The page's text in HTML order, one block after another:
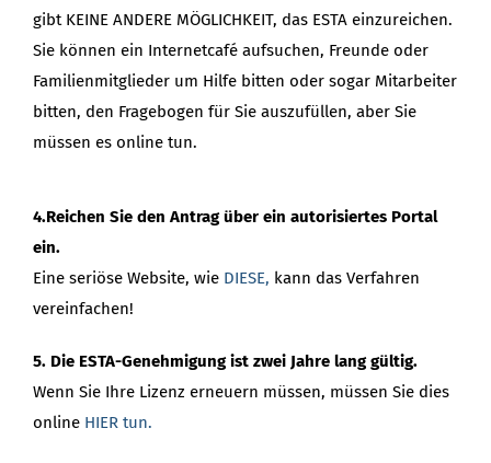
gibt KEINE ANDERE MÖGLICHKEIT, das ESTA einzureichen.
Sie können ein Internetcafé aufsuchen, Freunde oder
Familienmitglieder um Hilfe bitten oder sogar Mitarbeiter
bitten, den Fragebogen für Sie auszufüllen, aber Sie
müssen es online tun.
4.Reichen Sie den Antrag über ein autorisiertes Portal
ein.
Eine seriöse Website, wie DIESE, kann das Verfahren
vereinfachen!
5. Die ESTA-Genehmigung ist zwei Jahre lang gültig.
Wenn Sie Ihre Lizenz erneuern müssen, müssen Sie dies
online HIER tun.